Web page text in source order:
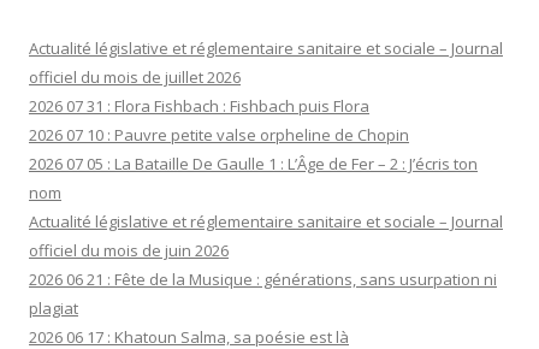
Actualité législative et réglementaire sanitaire et sociale – Journal
officiel du mois de juillet 2026
2026 07 31 : Flora Fishbach : Fishbach puis Flora
2026 07 10 : Pauvre petite valse orpheline de Chopin
2026 07 05 : La Bataille De Gaulle 1 : L’Âge de Fer – 2 : J’écris ton
nom
Actualité législative et réglementaire sanitaire et sociale – Journal
officiel du mois de juin 2026
2026 06 21 : Fête de la Musique : générations, sans usurpation ni
plagiat
2026 06 17 : Khatoun Salma, sa poésie est là